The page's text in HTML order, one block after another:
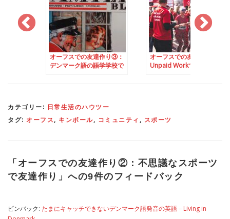
オーフスでの友達作り④：
Unpaid Workで拡げる友達
オーフスのイベント
け方
カテゴリー: 日常生活のハウツー
タグ: オーフス, キンボール, コミュニティ , スポーツ
「 オーフスでの友達作り②：不思議なスポーツ
で友達作り 」への9件のフィードバック
ピンバック: たまにキャッチできないデンマーク語発音の英語 – Living in